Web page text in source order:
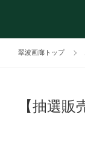
翠波画廊トップ
【抽選